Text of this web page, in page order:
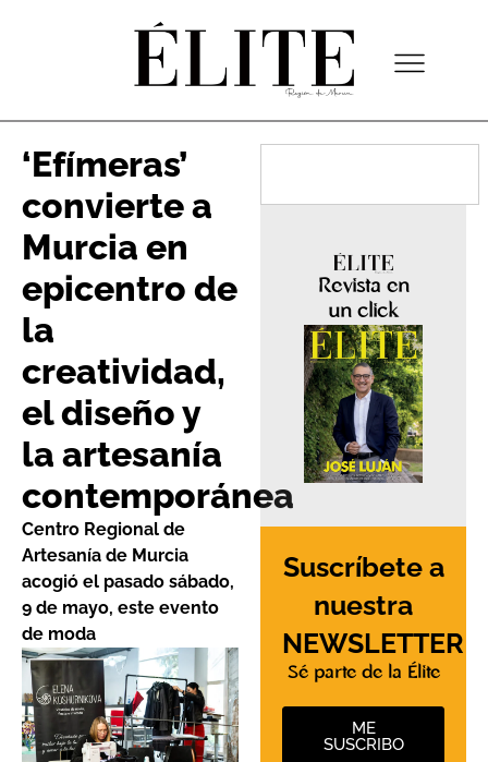
‘Efímeras’
convierte a
Murcia en
epicentro de
la
creatividad,
el diseño y
la artesanía
contemporánea
Centro Regional de
Artesanía de Murcia
acogió el pasado sábado,
9 de mayo, este evento
de moda
Revista en
un click
Suscríbete a
nuestra
NEWSLETTER
Sé parte de la Élite
ME
SUSCRIBO